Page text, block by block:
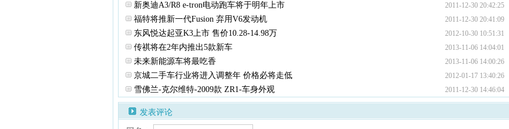
新奥迪A3/R8 e-tron电动跑车将于明年上市 2011-12-30 20:42:25
福特将推新一代Fusion 弃用V6发动机 2011-12-30 20:41:09
东风悦达起亚K3上市 售价10.28-14.98万 2012-10-30 10:51:31
传祺将在2年内推出5款新车 2013-11-06 14:04:01
未来新能源车将最吃香 2013-11-06 14:00:26
京城二手车行业将进入调整年 价格必将走低 2012-01-17 13:40:26
雪佛兰-克尔维特-2009款 ZR1-车身外观 2011-12-30 14:46:04
发表评论